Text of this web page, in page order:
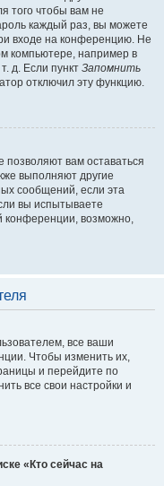
того чтобы вам не
каждый раз, вы можете
входе на конференцию. Не
компьютере, например в
д. Если пункт Запомнить
отключил эту функцию.
вам оставаться
выполняют другие
сообщений, если эта
вы испытываете
конференции, возможно,
все ваши
Чтобы изменить их,
и перейдите по
все свои настройки и
«Кто сейчас на